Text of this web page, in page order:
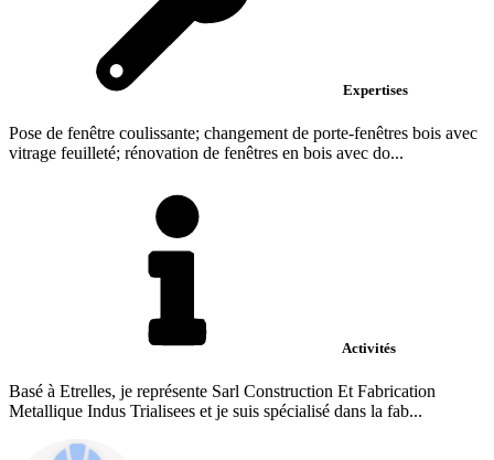
Expertises
Pose de fenêtre coulissante; changement de porte-fenêtres bois avec
vitrage feuilleté; rénovation de fenêtres en bois avec do...
Activités
Basé à Etrelles, je représente Sarl Construction Et Fabrication
Metallique Indus Trialisees et je suis spécialisé dans la fab...